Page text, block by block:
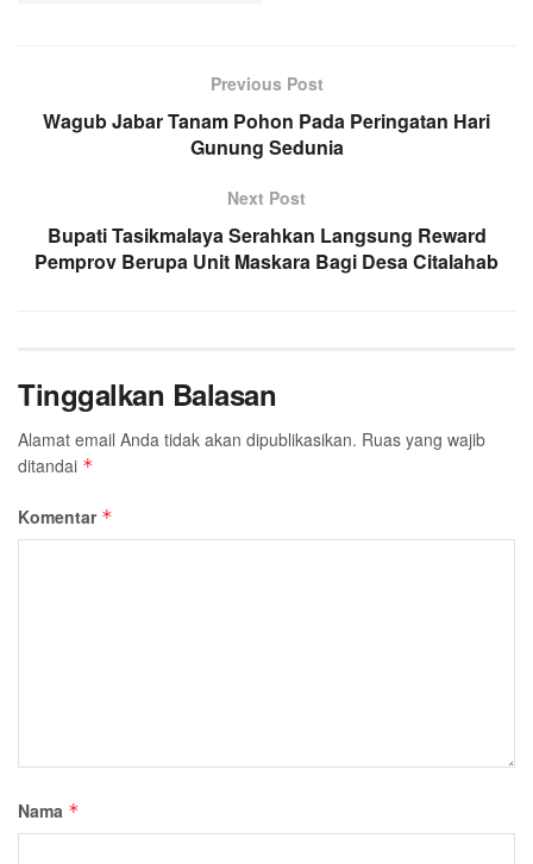
Previous Post
Wagub Jabar Tanam Pohon Pada Peringatan Hari
Gunung Sedunia
Next Post
Bupati Tasikmalaya Serahkan Langsung Reward
Pemprov Berupa Unit Maskara Bagi Desa Citalahab
Tinggalkan Balasan
Alamat email Anda tidak akan dipublikasikan. Ruas yang wajib
ditandai *
Komentar *
Nama *